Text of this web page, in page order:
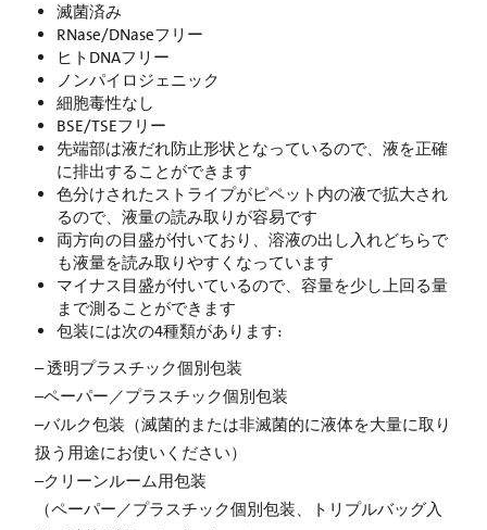
滅菌済み
RNase/DNaseフリー
ヒトDNAフリー
ノンパイロジェニック
細胞毒性なし
BSE/TSEフリー
先端部は液だれ防止形状となっているので、液を正確
に排出することができます
色分けされたストライプがピペット内の液で拡大され
るので、液量の読み取りが容易です
両方向の目盛が付いており、溶液の出し入れどちらで
も液量を読み取りやすくなっています
マイナス目盛が付いているので、容量を少し上回る量
まで測ることができます
包装には次の4種類があります:
– 透明プラスチック個別包装
–ペーパー／プラスチック個別包装
–バルク包装（滅菌的または非滅菌的に液体を大量に取り
扱う用途にお使いください）
–クリーンルーム用包装
（ペーパー／プラスチック個別包装、トリプルバッグ入